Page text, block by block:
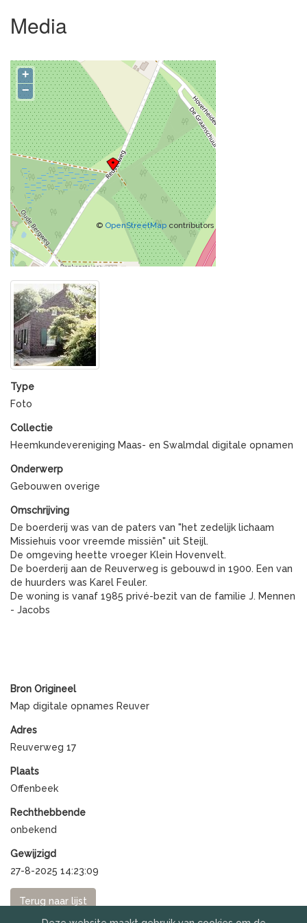
Media
+
−
© OpenStreetMap contributors
Type
Foto
Collectie
Heemkundevereniging Maas- en Swalmdal digitale opnamen
Onderwerp
Gebouwen overige
Omschrijving
De boerderij was van de paters van "het zedelijk lichaam
Missiehuis voor vreemde missiën" uit Steijl.
De omgeving heette vroeger Klein Hovenvelt.
De boerderij aan de Reuverweg is gebouwd in 1900. Een van
de huurders was Karel Feuler.
De woning is vanaf 1985 privé-bezit van de familie J. Mennen
- Jacobs
Bron Origineel
Map digitale opnames Reuver
Adres
Reuverweg 17
Plaats
Offenbeek
Rechthebbende
onbekend
Gewijzigd
27-8-2025 14:23:09
Terug naar lijst